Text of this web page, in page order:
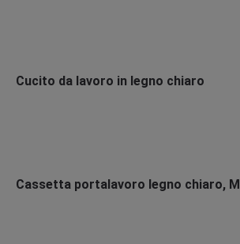
Cucito da lavoro in legno chiaro
Cassetta portalavoro legno chiaro, M